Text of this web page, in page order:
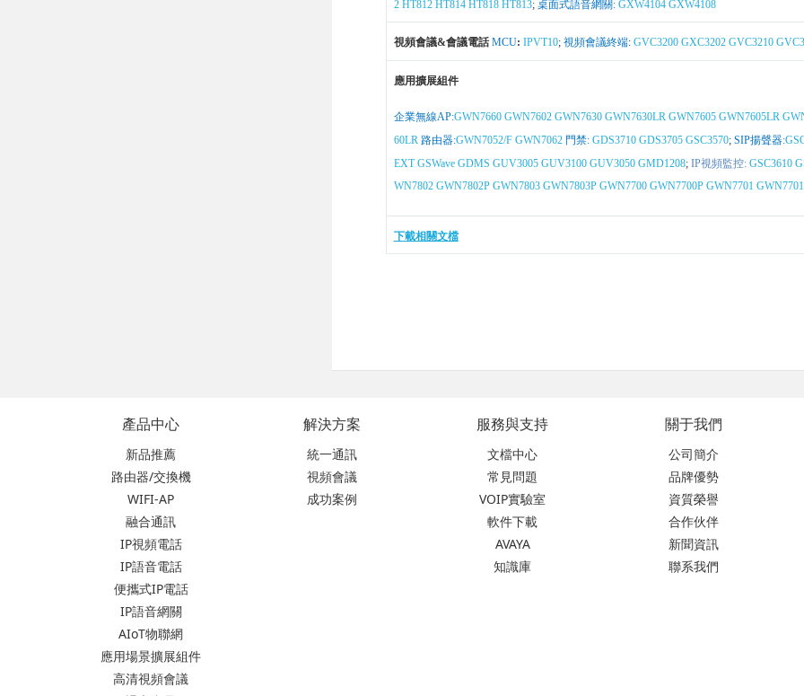
2 HT812 HT814 HT818 HT813; 桌面式語音網關: GXW4104 GXW4108
視頻會議&會議電話MCU: IPVT10; 視頻會議終端: GVC3200 GXC3202 GVC3210
應用擴展組件
企業無線AP:GWN7660 GWN7602 GWN7630 GWN7630LR GWN7605 GWN7605LR
60LR路由器:GWN7052/F GWN7062 門禁: GDS3710 GDS3705 GSC3570; SIP揚聲器:
EXT GSWave GDMS GUV3005 GUV3100 GUV3050 GMD1208; IP視頻監控: GSC3610
WN7802 GWN7802P GWN7803 GWN7803P GWN7700 GWN7700P GWN7701
下載相關文檔
產品中心
新品推薦
路由器/交換機
WIFI-AP
融合通訊
IP視頻電話
IP語音電話
便攜式IP電話
IP語音網關
AIoT物聯網
應用場景擴展組件
高清視頻會議
解決方案
統一通訊
視頻會議
成功案例
服務與支持
文檔中心
常見問題
VOIP實驗室
軟件下載
AVAYA
知識庫
關于我們
公司簡介
品牌優勢
資質榮譽
合作伙伴
新聞資訊
聯系我們